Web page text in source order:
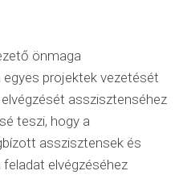
önmaga
projektek vezetését
asszisztenséhez
teszi, hogy a
asszisztensek és
elvégzéséhez